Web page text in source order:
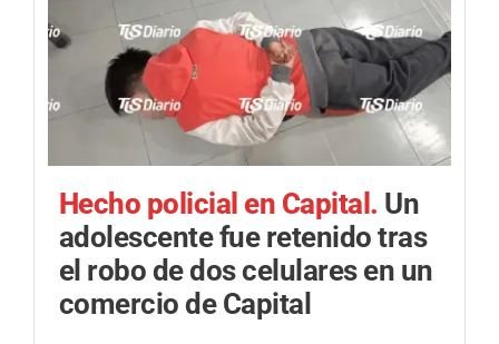
Hecho policial en Capital. Un
adolescente fue retenido tras
el robo de dos celulares en un
comercio de Capital